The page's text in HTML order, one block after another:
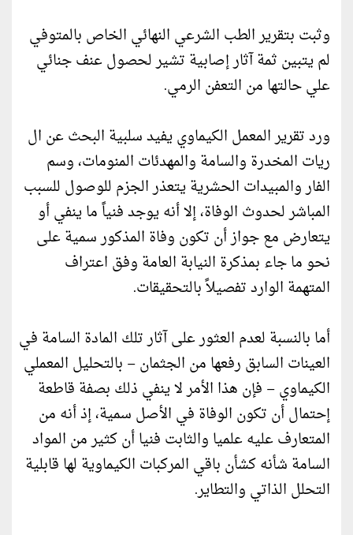
وثبت بتقرير الطب الشرعي النهائي الخاص بالمتوفي
لم يتبين ثمة آثار إصابية تشير لحصول عنف جنائي
علي حالتها من التعفن الرمي.
ورد تقرير المعمل الكيماوي يفيد سلبية البحث عن ال
ريات المخدرة والسامة والمهدئات المنومات، وسم
الفار والمبيدات الحشرية يتعذر الجزم للوصول للسبب
المباشر لحدوث الوفاة، إلا أنه يوجد فنياً ما ينفي أو
يتعارض مع جواز أن تكون وفاة المذكور سمية على
نحو ما جاء بمذكرة النيابة العامة وفق اعتراف
المتهمة الوارد تفصيلاً بالتحقيقات.
أما بالنسبة لعدم العثور على آثار تلك المادة السامة في
العينات السابق رفعها من الجثمان – بالتحليل المعملي
الكيماوي – فإن هذا الأمر لا ينفي ذلك بصفة قاطعة
إحتمال أن تكون الوفاة في الأصل سمية، إذ أنه من
المتعارف عليه علميا والثابت فنيا أن كثير من المواد
السامة شأنه كشأن باقي المركبات الكيماوية لها قابلية
التحلل الذاتي والتطاير.